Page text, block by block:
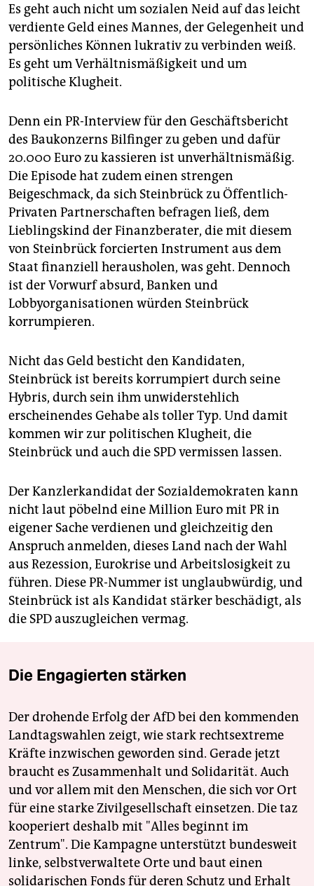
Es geht auch nicht um sozialen Neid auf das leicht
verdiente Geld eines Mannes, der Gelegenheit und
persönliches Können lukrativ zu verbinden weiß.
Es geht um Verhältnismäßigkeit und um
politische Klugheit.
Denn ein PR-Interview für den Geschäftsbericht
des Baukonzerns Bilfinger zu geben und dafür
20.000 Euro zu kassieren ist unverhältnismäßig.
Die Episode hat zudem einen strengen
Beigeschmack, da sich Steinbrück zu Öffentlich-
Privaten Partnerschaften befragen ließ, dem
Lieblingskind der Finanzberater, die mit diesem
von Steinbrück forcierten Instrument aus dem
Staat finanziell herausholen, was geht. Dennoch
ist der Vorwurf absurd, Banken und
Lobbyorganisationen würden Steinbrück
korrumpieren.
Nicht das Geld besticht den Kandidaten,
Steinbrück ist bereits korrumpiert durch seine
Hybris, durch sein ihm unwiderstehlich
erscheinendes Gehabe als toller Typ. Und damit
kommen wir zur politischen Klugheit, die
Steinbrück und auch die SPD vermissen lassen.
Der Kanzlerkandidat der Sozialdemokraten kann
nicht laut pöbelnd eine Million Euro mit PR in
eigener Sache verdienen und gleichzeitig den
Anspruch anmelden, dieses Land nach der Wahl
aus Rezession, Eurokrise und Arbeitslosigkeit zu
führen. Diese PR-Nummer ist unglaubwürdig, und
Steinbrück ist als Kandidat stärker beschädigt, als
die SPD auszugleichen vermag.
Die Engagierten stärken
Der drohende Erfolg der AfD bei den kommenden
Landtagswahlen zeigt, wie stark rechtsextreme
Kräfte inzwischen geworden sind. Gerade jetzt
braucht es Zusammenhalt und Solidarität. Auch
und vor allem mit den Menschen, die sich vor Ort
für eine starke Zivilgesellschaft einsetzen. Die taz
kooperiert deshalb mit "Alles beginnt im
Zentrum". Die Kampagne unterstützt bundesweit
linke, selbstverwaltete Orte und baut einen
solidarischen Fonds für deren Schutz und Erhalt